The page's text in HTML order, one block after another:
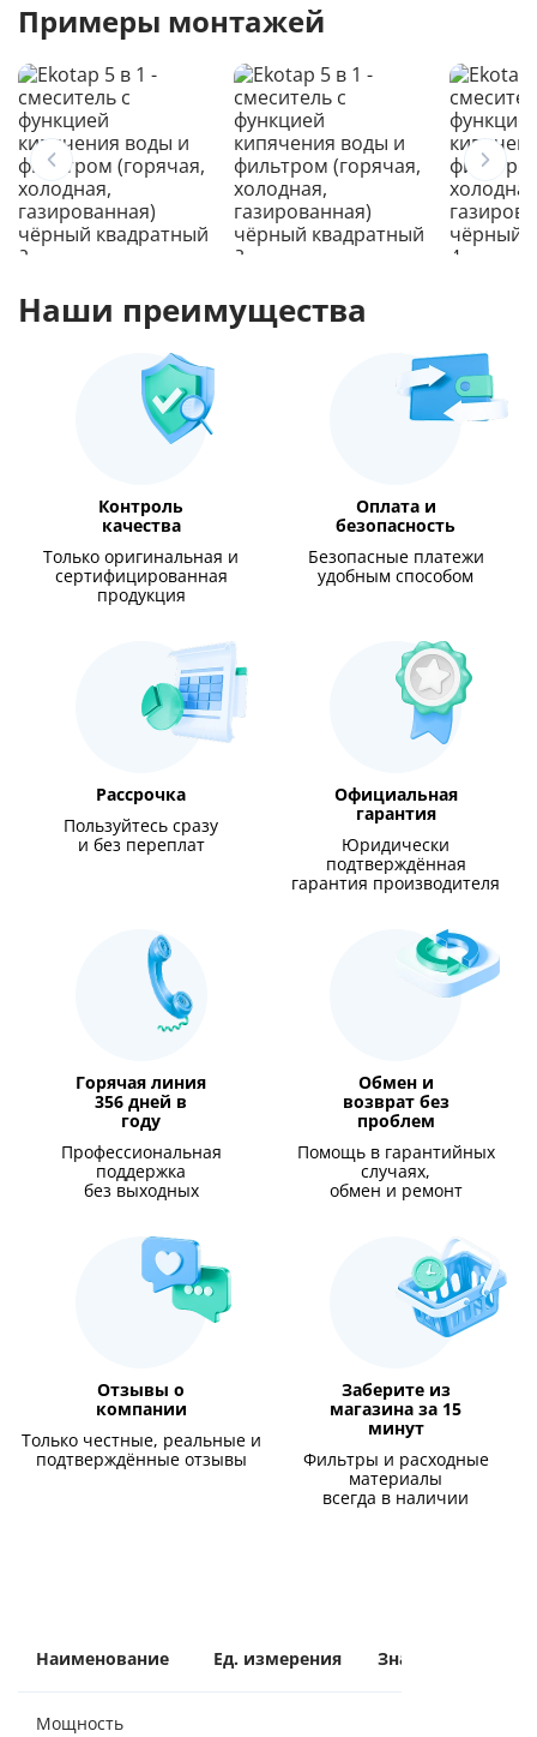
Примеры монтажей
Наши преимущества
Контроль
качества
Только оригинальная и
сертифицированная
продукция
Оплата и
безопасность
Безопасные платежи
удобным способом
Рассрочка
Пользуйтесь сразу
и без переплат
Официальная
гарантия
Юридически
подтверждённая
гарантия производителя
Горячая линия
356 дней в
году
Профессиональная
поддержка
без выходных
Обмен и
возврат без
проблем
Помощь в гарантийных
случаях,
обмен и ремонт
Отзывы о
компании
Только честные, реальные и
подтверждённые отзывы
Заберите из
магазина за 15
минут
Фильтры и расходные
материалы
всегда в наличии
Наименование Ед. измерения Значение
Мощность